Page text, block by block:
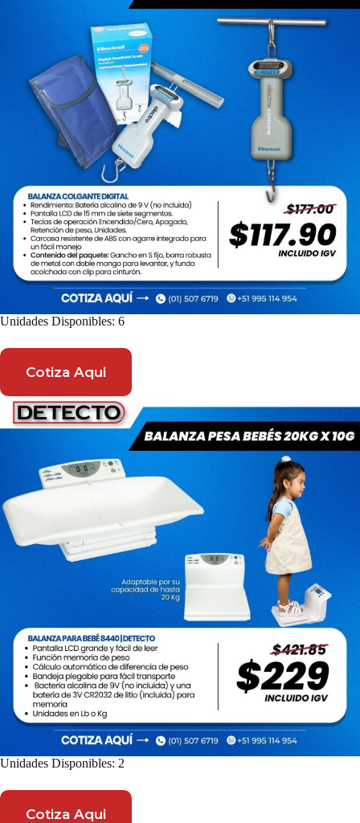
Unidades Disponibles: 6
Cotiza Aqui
Unidades Disponibles: 2
Cotiza Aqui